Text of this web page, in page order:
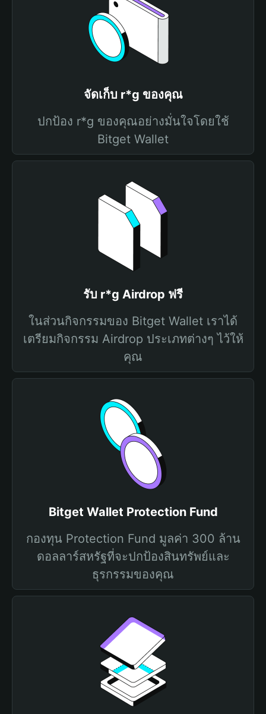
จัดเก็บ r*g ของคุณ
ปกป้อง r*g ของคุณอย่างมั่นใจโดยใช้
Bitget Wallet
รับ r*g Airdrop ฟรี
ในส่วนกิจกรรมของ Bitget Wallet เราได้
เตรียมกิจกรรม Airdrop ประเภทต่างๆ ไว้ให้
คุณ
Bitget Wallet Protection Fund
กองทุน Protection Fund มูลค่า 300 ล้าน
ดอลลาร์สหรัฐที่จะปกป้องสินทรัพย์และ
ธุรกรรมของคุณ